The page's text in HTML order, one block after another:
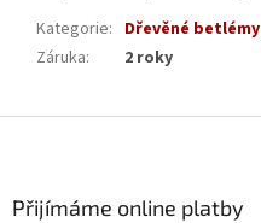
Kategorie: Dřevěné betlémy
Záruka: 2 roky
Přijímáme online platby